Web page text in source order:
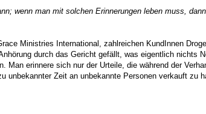
wenn man mit solchen Erinnerungen leben muss,
Ministries International, zahlreichen KundInnen
durch das Gericht gefällt, was eigentlich nichts
erinnere sich nur der Urteile, die während der
unbekannter Zeit an unbekannte Personen verkauft zu